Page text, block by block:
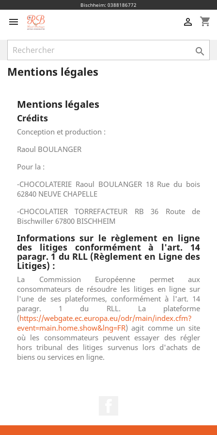
Bischheim: 0388186772
 shopping_cart


Mentions légales
Mentions légales
Crédits
Conception et production :
Raoul BOULANGER
Pour la :
-CHOCOLATERIE Raoul BOULANGER 18 Rue du bois
62840 NEUVE CHAPELLE
-CHOCOLATIER TORREFACTEUR RB 36 Route de
Bischwiller 67800 BISCHHEIM
Informations sur le règlement en ligne
des litiges conformément à l'art. 14
paragr. 1 du RLL (Règlement en Ligne des
Litiges) :
La Commission Européenne permet aux
consommateurs de résoudre les litiges en ligne sur
l'une de ses plateformes, conformément à l'art. 14
paragr. 1 du RLL. La plateforme
(https://webgate.ec.europa.eu/odr/main/index.cfm?
event=main.home.show&lng=FR) agit comme un site
où les consommateurs peuvent essayer des régler
hors tribunal des litiges survenus lors d'achats de
biens ou services en ligne.